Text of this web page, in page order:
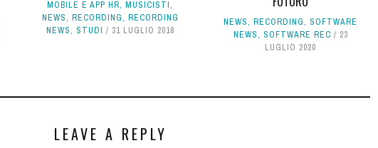
MOBILE E APP HR,MUSICISTI,
NEWS, RECORDING, RECORDING
NEWS, STUDI 31 LUGLIO 2018
NEWS,RECORDING, SOFTWARE
NEWS, SOFTWARE REC
23
LUGLIO 2020
LEAVE A REPLY